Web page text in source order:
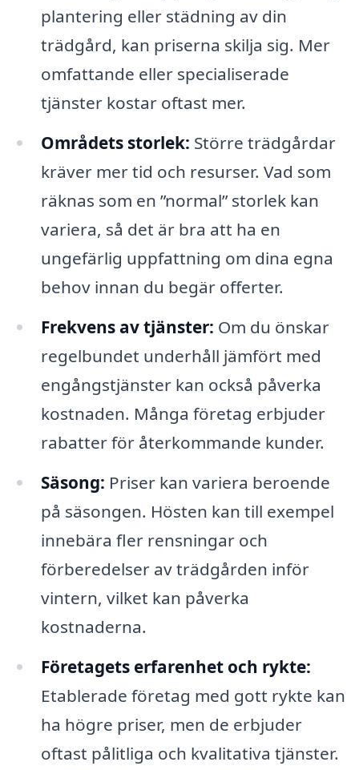
plantering eller städning av din
trädgård, kan priserna skilja sig. Mer
omfattande eller specialiserade
tjänster kostar oftast mer.
Områdets storlek: Större trädgårdar
kräver mer tid och resurser. Vad som
räknas som en ”normal” storlek kan
variera, så det är bra att ha en
ungefärlig uppfattning om dina egna
behov innan du begär offerter.
Frekvens av tjänster: Om du önskar
regelbundet underhåll jämfört med
engångstjänster kan också påverka
kostnaden. Många företag erbjuder
rabatter för återkommande kunder.
Säsong: Priser kan variera beroende
på säsongen. Hösten kan till exempel
innebära fler rensningar och
förberedelser av trädgården inför
vintern, vilket kan påverka
kostnaderna.
Företagets erfarenhet och rykte:
Etablerade företag med gott rykte kan
ha högre priser, men de erbjuder
oftast pålitliga och kvalitativa tjänster.